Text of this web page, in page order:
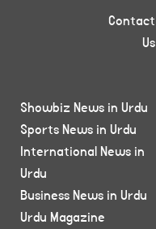
Contact
Us
Showbiz News in Urdu
Sports News in Urdu
International News in
Urdu
Business News in Urdu
Urdu Magazine